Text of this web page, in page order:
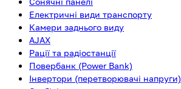
Електричні види транспорту
Камери заднього виду
AJAX
Рації та радіостанції
Повербанк (Power Bank)
Інвертори (перетворювачі напруги)